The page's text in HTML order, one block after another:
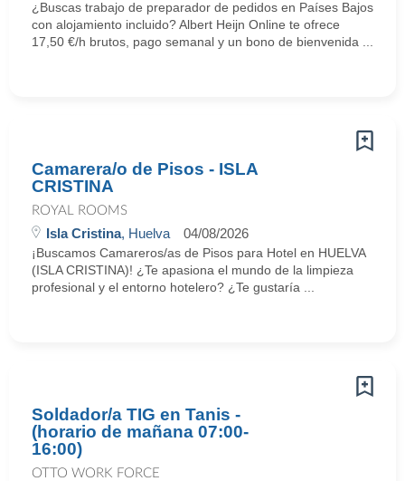
¿Buscas trabajo de preparador de pedidos en Países Bajos
con alojamiento incluido? Albert Heijn Online te ofrece
17,50 €/h brutos, pago semanal y un bono de bienvenida ...
Camarera/o de Pisos - ISLA
CRISTINA
ROYAL ROOMS
Isla Cristina, Huelva 04/08/2026
¡Buscamos Camareros/as de Pisos para Hotel en HUELVA
(ISLA CRISTINA)! ¿Te apasiona el mundo de la limpieza
profesional y el entorno hotelero? ¿Te gustaría ...
Soldador/a TIG en Tanis -
(horario de mañana 07:00-
16:00)
OTTO WORK FORCE